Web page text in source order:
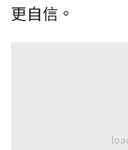
更自信。